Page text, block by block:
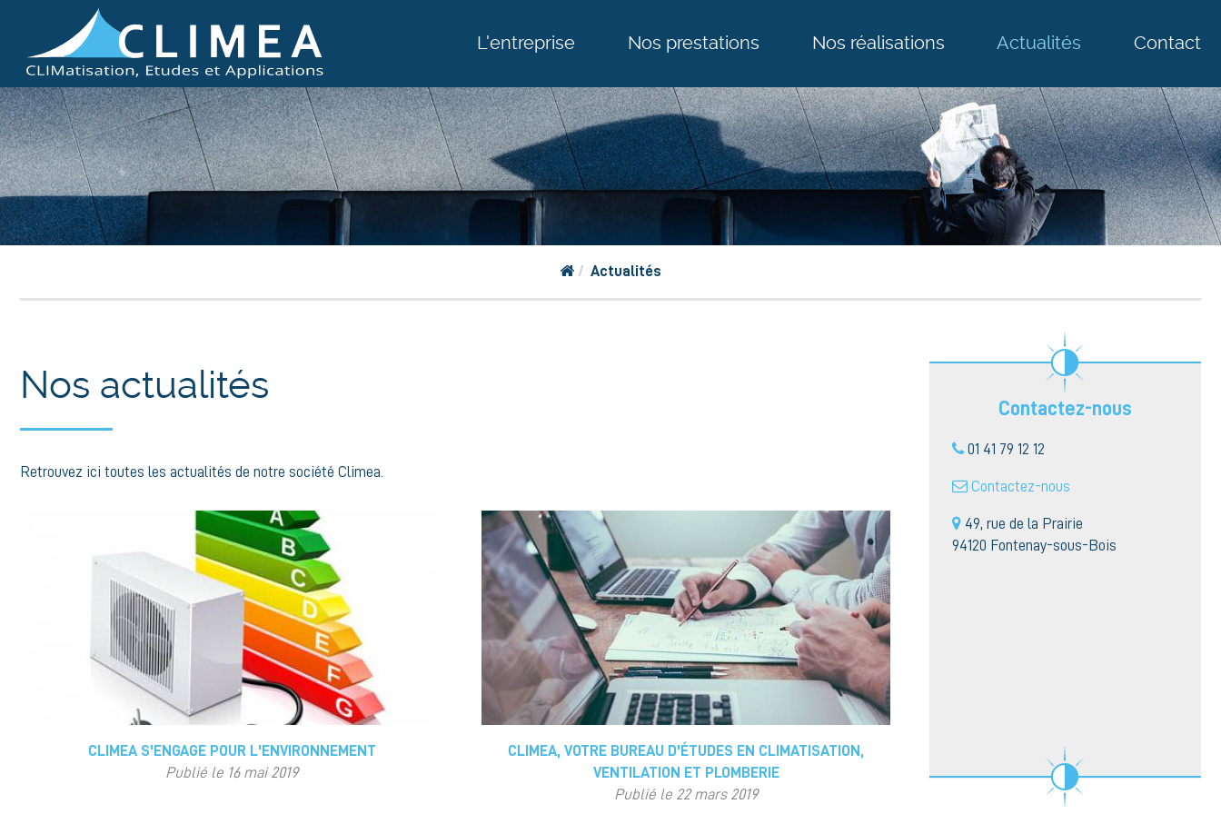
L'entreprise Nos prestations Nos réalisations Actualités Contact
Actualités
Nos actualités
Retrouvez ici toutes les actualités de notre société Climea.
CLIMEA S'ENGAGE POUR L'ENVIRONNEMENT
Publié le 16 mai 2019
CLIMEA, VOTRE BUREAU D'ÉTUDES EN CLIMATISATION,
VENTILATION ET PLOMBERIE
Publié le 22 mars 2019
Contactez-nous
01 41 79 12 12
Contactez-nous
49, rue de la Prairie
94120 Fontenay-sous-Bois